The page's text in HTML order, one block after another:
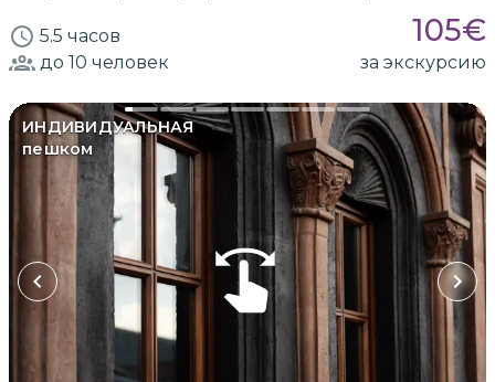
5.5 часов 105€
до 10 человек за экскурсию
ИНДИВИДУАЛЬНАЯ
пешком